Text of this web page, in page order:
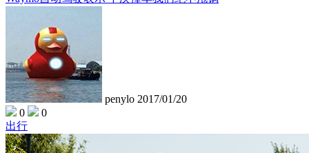
penylo 2017/01/20
0
0
出行